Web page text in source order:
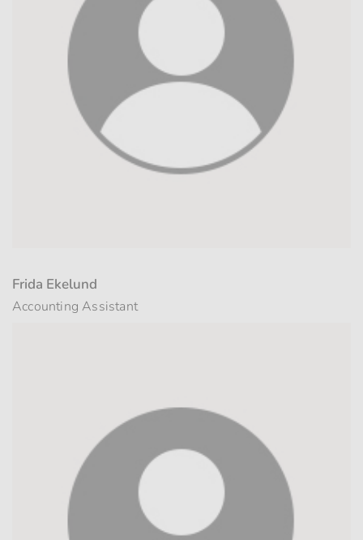
Frida Ekelund
Accounting Assistant